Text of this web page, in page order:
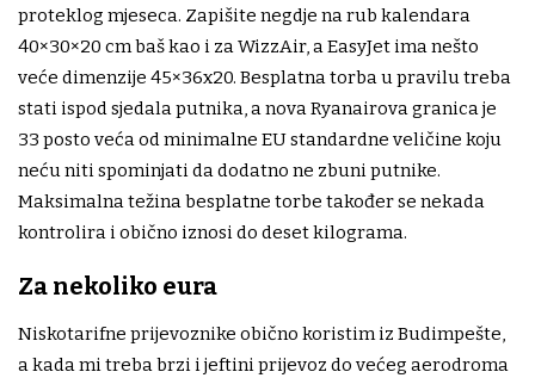
proteklog mjeseca. Zapišite negdje na rub kalendara
40×30×20 cm baš kao i za WizzAir, a EasyJet ima nešto
veće dimenzije 45×36x20. Besplatna torba u pravilu treba
stati ispod sjedala putnika, a nova Ryanairova granica je
33 posto veća od minimalne EU standardne veličine koju
neću niti spominjati da dodatno ne zbuni putnike.
Maksimalna težina besplatne torbe također se nekada
kontrolira i obično iznosi do deset kilograma.
Za nekoliko eura
Niskotarifne prijevoznike obično koristim iz Budimpešte,
a kada mi treba brzi i jeftini prijevoz do većeg aerodroma